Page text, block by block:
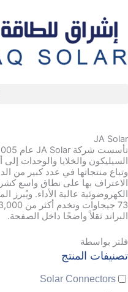
إلى
المحتوى
JA Solar
السيليكون والخلايا والوحدات
وتباع منتجاتها في عدد كبير من
الاعتراف بها على نطاق واسع
الكهروضوئية عالية الأداء. ويُبرز
البراند ثقلاً واضحًا داخل الصفحة.
فلتر بواسطة
تصنيفات المنتج
Solar Connectors